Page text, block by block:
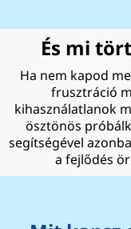
És mi
Ha nem kapod
frusztráció
kihasználatlanok
ösztönös
segítségével
a fejlődés